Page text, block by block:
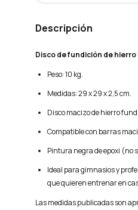
Descripción
Disco de fundición de hierro
Peso: 10 kg.
Medidas: 29 x 29 x 2,5 cm.
Disco macizo de hierro
Compatible con barras
Pintura negra de epoxi (no
Ideal para gimnasios y
que quieren entrenar en
Las medidas publicadas son